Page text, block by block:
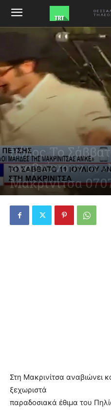
ΑΡΧΙΚΗ
Βόλος Το
αναβιώνουν οι
Μακρινίτσα
Στη Μακρινίτσα αναβιώνει
ξεχωριστά
παραδοσιακά έθιμα του